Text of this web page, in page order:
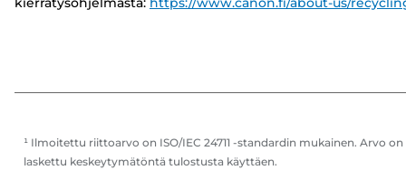
¹ Ilmoitettu riittoarvo on ISO/IEC 24711 -standardin mukainen. Arvo on
laskettu keskeytymätöntä tulostusta käyttäen.